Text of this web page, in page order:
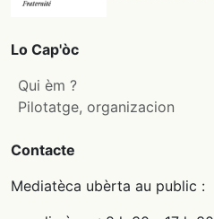
Lo Cap'òc
Qui èm ?
Pilotatge, organizacion
Contacte
Mediatèca ubèrta au public :